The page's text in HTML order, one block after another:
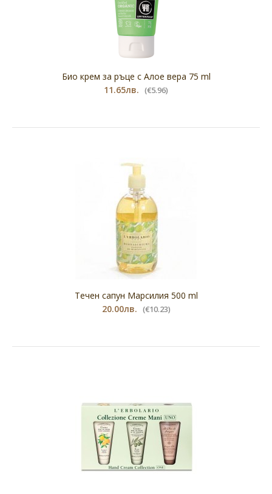
Био крем за ръце с Алое вера 75 ml
11.65лв. (€5.96)
Течен сапун Марсилия 500 ml
20.00лв. (€10.23)